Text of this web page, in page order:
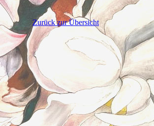
Zurück zur Übersicht